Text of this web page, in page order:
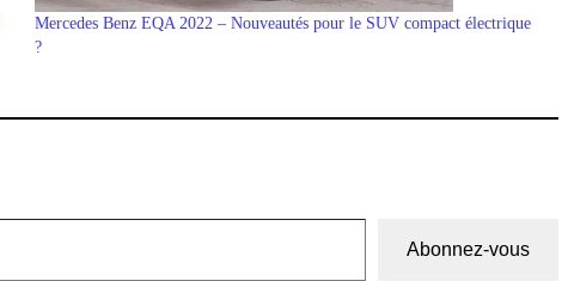
Mercedes Benz EQA 2022 – Nouveautés pour le SUV compact électrique
?
Abonnez-vous